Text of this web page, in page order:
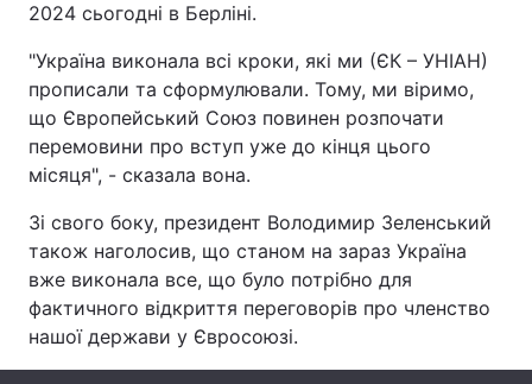
Техно і зв'язок
Зброя Інциденти
Здоров'я Туризм
Цікавинки
Екологія Регіони
Лонгріди
Відео з Youtube
2024 сьогодні в Берліні.
"Україна виконала всі кроки, які ми (ЄК – УНІАН)
прописали та сформулювали. Тому, ми віримо,
що Європейський Союз повинен розпочати
перемовини про вступ уже до кінця цього
місяця", - сказала вона.
Зі свого боку, президент Володимир Зеленський
також наголосив, що станом на зараз Україна
вже виконала все, що було потрібно для
фактичного відкриття переговорів про членство
нашої держави у Євросоюзі.